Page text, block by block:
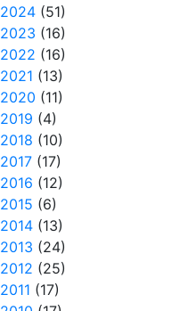
2024 (51)
2023 (16)
2022 (16)
2021 (13)
2020 (11)
2019 (4)
2018 (10)
2017 (17)
2016 (12)
2015 (6)
2014 (13)
2013 (24)
2012 (25)
2011 (17)